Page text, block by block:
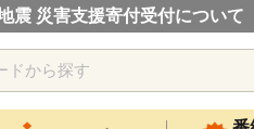
震 災害支援寄付受付について